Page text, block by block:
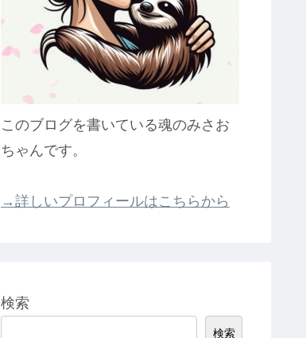
このブログを書いている魂のみさお
ちゃんです。
→詳しいプロフィールはこちらから
検索
検索